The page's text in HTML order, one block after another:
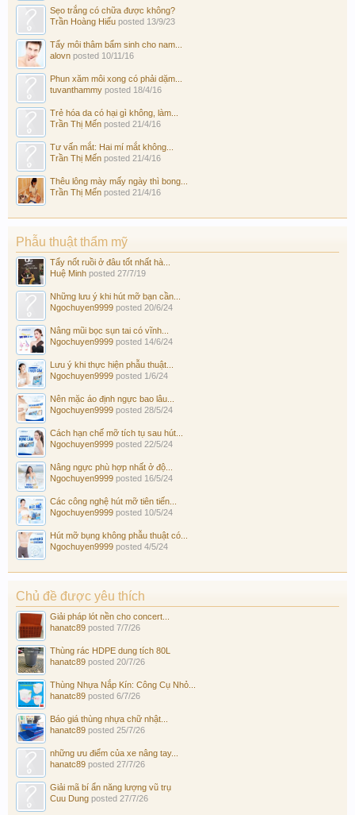
Sẹo trắng có chữa được không?
Trần Hoàng Hiếu posted 13/9/23
Tẩy môi thâm bẩm sinh cho nam...
alovn posted 10/11/16
Phun xăm môi xong có phải dặm...
tuvanthammy posted 18/4/16
Trẻ hóa da có hại gì không, làm...
Trần Thị Mến posted 21/4/16
Tư vấn mắt: Hai mí mắt không...
Trần Thị Mến posted 21/4/16
Thêu lông mày mấy ngày thì bong...
Trần Thị Mến posted 21/4/16
Phẫu thuật thẩm mỹ
Tẩy nốt ruồi ở đâu tốt nhất hà...
Huệ Minh posted 27/7/19
Những lưu ý khi hút mỡ bạn cần...
Ngochuyen9999 posted 20/6/24
Nâng mũi bọc sụn tai có vĩnh...
Ngochuyen9999 posted 14/6/24
Lưu ý khi thực hiện phẫu thuật...
Ngochuyen9999 posted 1/6/24
Nên mặc áo định ngực bao lâu...
Ngochuyen9999 posted 28/5/24
Cách hạn chế mỡ tích tụ sau hút...
Ngochuyen9999 posted 22/5/24
Nâng ngực phù hợp nhất ở độ...
Ngochuyen9999 posted 16/5/24
Các công nghệ hút mỡ tiên tiến...
Ngochuyen9999 posted 10/5/24
Hút mỡ bụng không phẫu thuật có...
Ngochuyen9999 posted 4/5/24
Chủ đề được yêu thích
Giải pháp lót nền cho concert...
hanatc89 posted 7/7/26
Thùng rác HDPE dung tích 80L
hanatc89 posted 20/7/26
Thùng Nhựa Nắp Kín: Công Cụ Nhỏ...
hanatc89 posted 6/7/26
Báo giá thùng nhựa chữ nhật...
hanatc89 posted 25/7/26
những ưu điểm của xe nâng tay...
hanatc89 posted 27/7/26
Giải mã bí ẩn năng lượng vũ trụ
Cuu Dung posted 27/7/26